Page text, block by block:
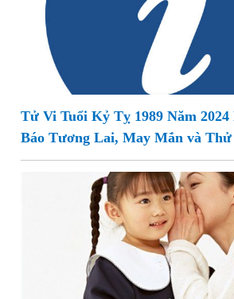
Tử Vi Tuổi Kỷ Tỵ 1989 Năm
Báo Tương Lai, May Mắn và Thử